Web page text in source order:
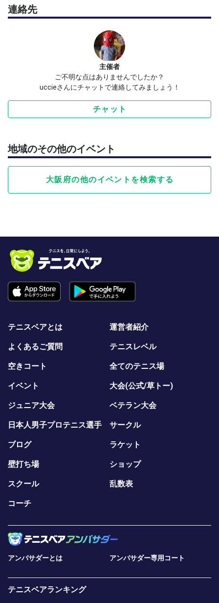
連絡先
主催者
ご不明な点はありませんでしたか？
uccieさんにチャットで連絡してみましょう！
チャット
地域のその他のイベント
大阪府の他のイベントを検索する
テニスベアとは 運営者紹介
よくあるご質問 テニスレベル
空きコート 全てのテニス場
イベント 大会(公式/草トー)
ジュニア大会 ベテラン大会
日本人男子プロテニス選手 サークル
ブログ ラケット
壁打ち場 ショップ
スクール 乱数表
コーチ
アンバサダーとは アンバサダー専用コート
テニスベアランキング